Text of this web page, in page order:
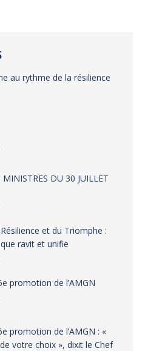
au rythme de la résilience
MINISTRES DU 30 JUILLET
et du Triomphe :
ravit et unifie
promotion de l’AMGN
promotion de l’AMGN : «
votre choix », dixit le Chef